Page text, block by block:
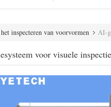
inspecteren van voorvormen AI-
voor visuele